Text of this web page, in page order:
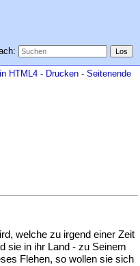
HTML4 - Drucken - Seitenende
welche zu irgend einer Zeit
sie in ihr Land - zu Seinem
Flehen, so wollen sie sich